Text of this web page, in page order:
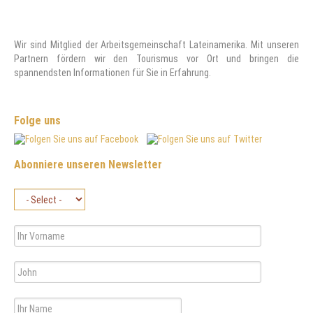
Wir sind Mitglied der Arbeitsgemeinschaft Lateinamerika. Mit unseren
Partnern fördern wir den Tourismus vor Ort und bringen die
spannendsten Informationen für Sie in Erfahrung.
Folge uns
Abonniere unseren Newsletter